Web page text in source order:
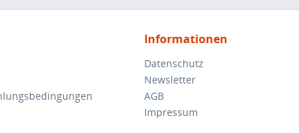
Informationen
Datenschutz
Newsletter
AGB
Impressum